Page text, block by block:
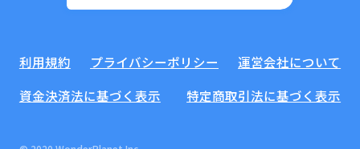
利用規約 プライバシーポリシー
運営会社について
資金決済法に基づく表示
特定商取引法に基づく表示